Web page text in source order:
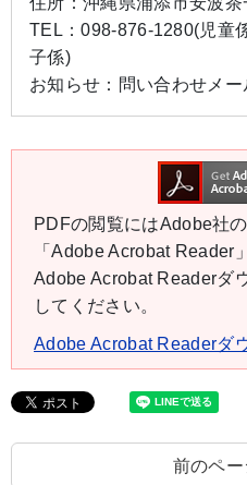
TEL：098-876-1280(児童
子係)
お知らせ： 問い合わせメー
PDFの閲覧にはAdobe社
「Adobe Acrobat Reader
Adobe Acrobat Readerダ
してください。
Adobe Acrobat Readerダ
前のペー